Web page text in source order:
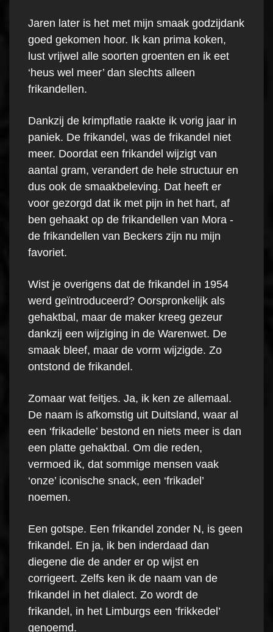
Jaren later is het met mijn smaak godzijdank
goed gekomen hoor. Ik kan prima koken,
lust vrijwel alle soorten groenten en ik eet
‘heus wel meer’ dan slechts alleen
frikandellen.
Dankzij de krimpflatie raakte ik vorig jaar in
paniek. De frikandel, was de frikandel niet
meer. Doordat een frikandel wijzigt van
aantal gram, verandert de hele structuur en
dus ook de smaakbeleving. Dat heeft er
voor gezorgd dat ik met pijn in het hart, af
ben gehaakt op de frikandellen van Mora -
de frikandellen van Beckers zijn nu mijn
favoriet.
Wist je overigens dat de frikandel in 1954
werd geïntroduceerd? Oorspronkelijk als
gehaktbal, maar de maker kreeg gezeur
dankzij een wijziging in de Warenwet. De
smaak bleef, maar de vorm wijzigde. Zo
ontstond de frikandel.
Zomaar wat feitjes. Ja, ik ken ze allemaal.
De naam is afkomstig uit Duitsland, waar al
een ‘frikadelle’ bestond en niets meer is dan
een platte gehaktbal. Om die reden,
vermoed ik, dat sommige mensen vaak
‘onze’ iconische snack, een ‘frikadel’
noemen.
Een gotspe. Een frikandel zonder N, is geen
frikandel. En ja, ik ben inderdaad dan
diegene die de ander er op wijst en
corrigeert. Zelfs ken ik de naam van de
frikandel in het dialect. Zo wordt de
frikandel, in het Limburgs een ‘frikkedel’
genoemd.